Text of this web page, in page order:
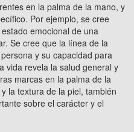
en la palma de la mano, y
Por ejemplo, se cree
emocional de una
Se cree que la línea de la
y su capacidad para
vida revela la salud general y
marcas en la palma de la
la textura de la piel, también
sobre el carácter y el